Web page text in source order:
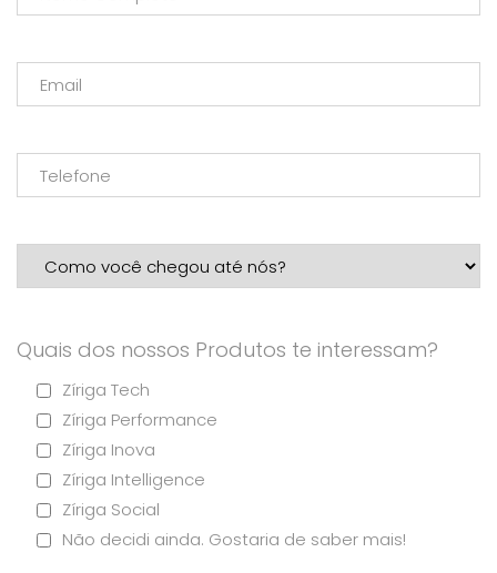
Quais dos nossos Produtos te interessam?
Zíriga Tech
Zíriga Performance
Zíriga Inova
Zíriga Intelligence
Zíriga Social
Não decidi ainda. Gostaria de saber mais!